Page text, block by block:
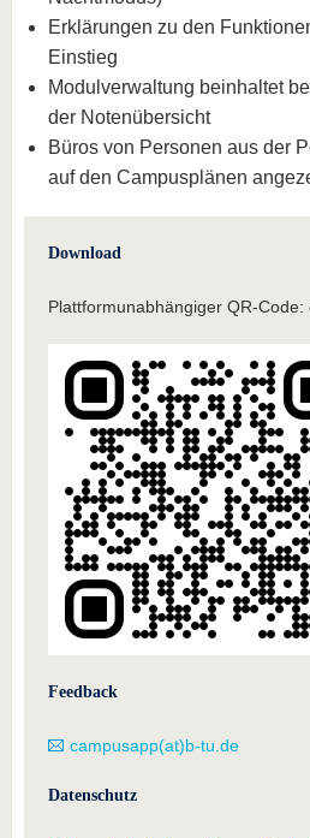
Erklärungen zu den
Einstieg
Modulverwaltung beinhaltet
der Notenübersicht
Büros von Personen aus der
auf den Campusplänen
Download
Plattformunabhängiger QR-Code:
Feedback
campusapp(at)b-tu.de
Datenschutz